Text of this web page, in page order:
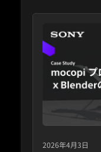
2026年4月3日